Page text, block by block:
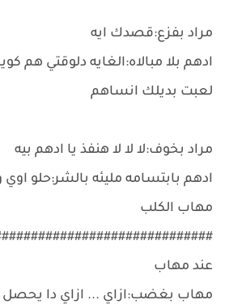
مراد بفزع:قصدك ايه
ادهم بلا مبالاه:الغايه دلوقتي هم
لعبت بديلك انساهم
مراد بخوف:لا لا لا هنفذ يا ادهم بيه
ادهم بابتسامه مليئه بالشر:حلو
مهاب الكلب
عند مهاب
مهاب بغضب:ازاي ... ازاي دا يحصل